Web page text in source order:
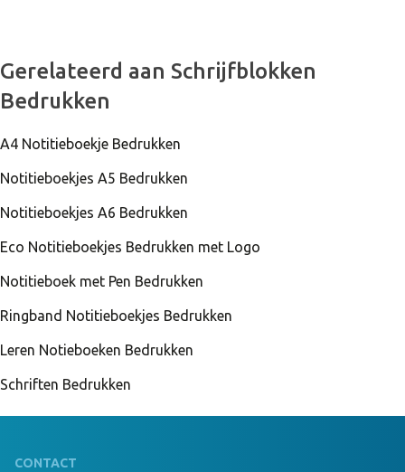
Gerelateerd aan Schrijfblokken
Bedrukken
A4 Notitieboekje Bedrukken
Notitieboekjes A5 Bedrukken
Notitieboekjes A6 Bedrukken
Eco Notitieboekjes Bedrukken met Logo
Notitieboek met Pen Bedrukken
Ringband Notitieboekjes Bedrukken
Leren Notieboeken Bedrukken
Schriften Bedrukken
CONTACT